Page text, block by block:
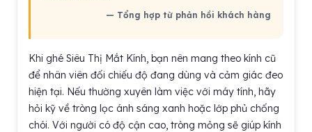
— Tổng hợp từ phản hồi khách hàng
Khi ghé Siêu Thị Mắt Kính, bạn nên mang theo kính cũ
để nhân viên đối chiếu độ đang dùng và cảm giác đeo
hiện tại. Nếu thường xuyên làm việc với máy tính, hãy
hỏi kỹ về tròng lọc ánh sáng xanh hoặc lớp phủ chống
chói. Với người có độ cận cao, tròng mỏng sẽ giúp kính